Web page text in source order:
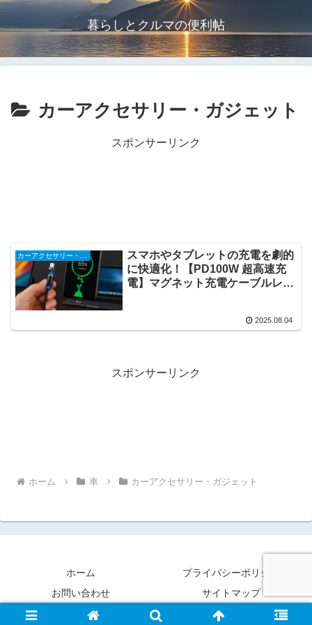
暮らしとクルマの便利帖
カーアクセサリー・ガジェット
スポンサーリンク
スマホやタブレットの充電を劇的
に快適化！【PD100W 超高速充
電】マグネット充電ケーブルレビ
2025.08.04
スポンサーリンク
ホーム 車 カーアクセサリー・ガジェット
ホーム
プライバシーポリシー
お問い合わせ
サイトマップ
Copyright © 2020 暮らしとクルマの便利帖 All Rights Reserved.